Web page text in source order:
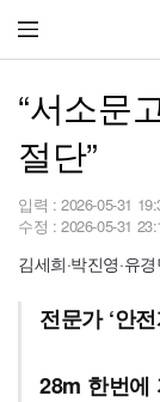
“서소문
절단”
입력 : 2026-05-31
수정 : 2026-05-31
김세희·박진영·유
전문가 ‘안
28m 한번에